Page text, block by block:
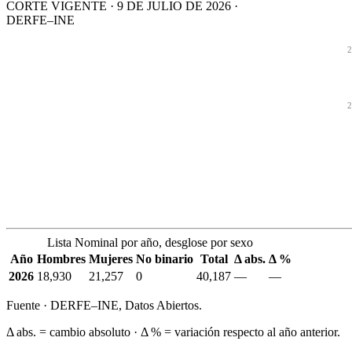
CORTE VIGENTE · 9 DE JULIO DE 2026 ·
DERFE–INE
Lista Nominal por año, desglose por sexo
Año Hombres Mujeres No binario Total Δ abs. Δ %
2026 18,930 21,257 0 40,187 — —
Fuente · DERFE–INE, Datos Abiertos.
Δ abs. = cambio absoluto · Δ % = variación respecto al año anterior.